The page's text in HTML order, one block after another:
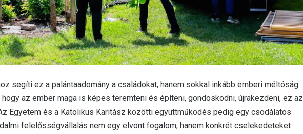
segíti ez a palántaadomány a családokat, hanem sokkal inkább emberi méltóság
az ember maga is képes teremteni és építeni, gondoskodni, újrakezdeni, ez az
Egyetem és a Katolikus Karitász közötti együttműködés pedig egy csodálatos
felelősségvállalás nem egy elvont fogalom, hanem konkrét cselekedeteket